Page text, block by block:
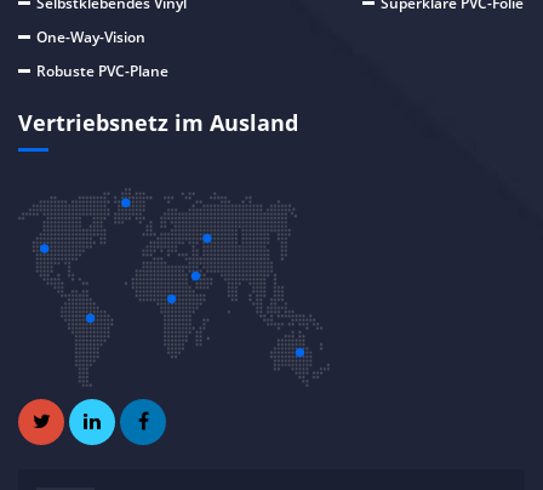
One-Way-Vision
Robuste PVC-Plane
Vertriebsnetz im Ausland